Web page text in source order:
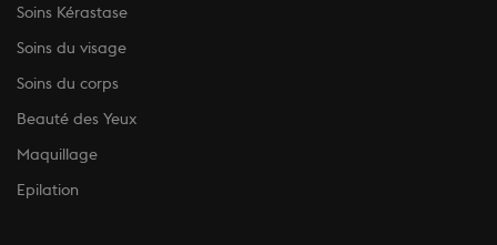
Soins Kérastase
Soins du visage
Soins du corps
Beauté des Yeux
Maquillage
Epilation